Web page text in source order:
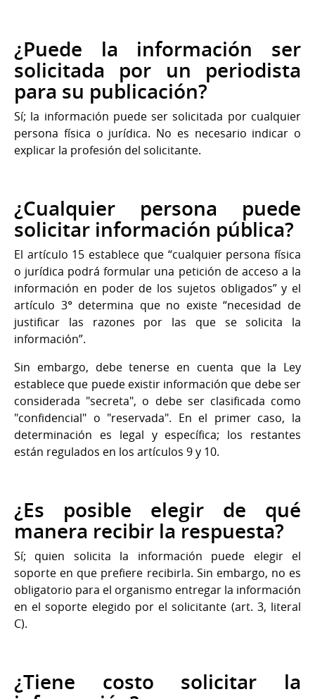
¿Puede la información ser
solicitada por un periodista
para su publicación?
Sí; la información puede ser solicitada por cualquier
persona física o jurídica. No es necesario indicar o
explicar la profesión del solicitante.
¿Cualquier persona puede
solicitar información pública?
El artículo 15 establece que “cualquier persona física
o jurídica podrá formular una petición de acceso a la
información en poder de los sujetos obligados” y el
artículo 3° determina que no existe “necesidad de
justificar las razones por las que se solicita la
información”.
Sin embargo, debe tenerse en cuenta que la Ley
establece que puede existir información que debe ser
considerada "secreta", o debe ser clasificada como
"confidencial" o "reservada". En el primer caso, la
determinación es legal y específica; los restantes
están regulados en los artículos 9 y 10.
¿Es posible elegir de qué
manera recibir la respuesta?
Sí; quien solicita la información puede elegir el
soporte en que prefiere recibirla. Sin embargo, no es
obligatorio para el organismo entregar la información
en el soporte elegido por el solicitante (art. 3, literal
C).
¿Tiene costo solicitar la